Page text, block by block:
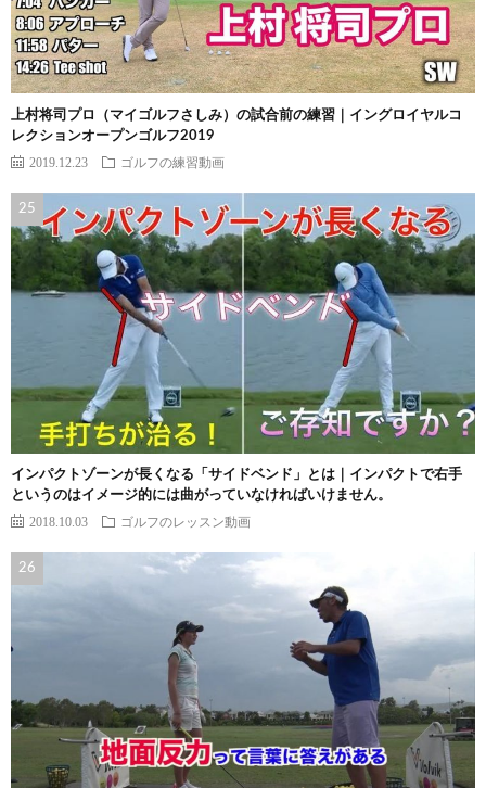
上村将司プロ（マイゴルフさしみ）の試合前の練習｜イングロイヤルコ
レクションオープンゴルフ2019
2019.12.23 ゴルフの練習動画
インパクトゾーンが長くなる「サイドベンド」とは｜インパクトで右手
というのはイメージ的には曲がっていなければいけません。
2018.10.03 ゴルフのレッスン動画